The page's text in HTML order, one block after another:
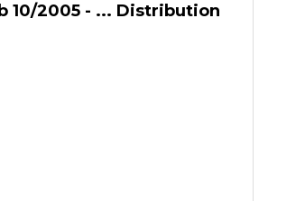
10/2005 - ... Distribution